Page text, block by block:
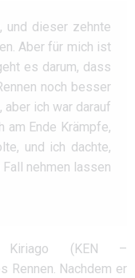
und dieser zehnte
Aber für mich ist
es darum, dass
noch besser
aber ich war darauf
am Ende Krämpfe,
und ich dachte,
nehmen lassen
Kiriago (KEN –
Rennen. Nachdem er